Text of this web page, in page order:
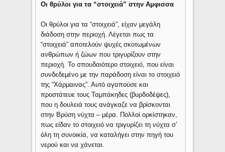
Οι θρύλοι για τα “στοιχειά” στην Αμφισσα
Οι θρύλοι για τα “στοιχειά”, είχαν μεγάλη
διάδοση στην περιοχή. Λέγεται πως τα
“στοιχειά” αποτελούν ψυχές σκοτωμένων
ανθρώπων ή ζώων που τριγυρίζουν στην
περιοχή. Το σπουδαιότερο στοιχειό, που είναι
συνδεδεμένο με την παράδοση είναι το στοιχειό
της “Χάρμαινας”. Αυτό αγαπούσε και
προστάτευε τους Ταμπάκηδες (βυρδοδέψες),
που η δουλειά τους ανάγκαζε να βρίσκονται
στην Βρύση νύχτα – μέρα. Πολλοί ορκίστηκαν,
πως είδαν το στοιχειό να τριγυρίζει τη νύχτα σ’
όλη τη συνοικία, να καταλήγει στην πηγή του
νερού και να χάνεται.